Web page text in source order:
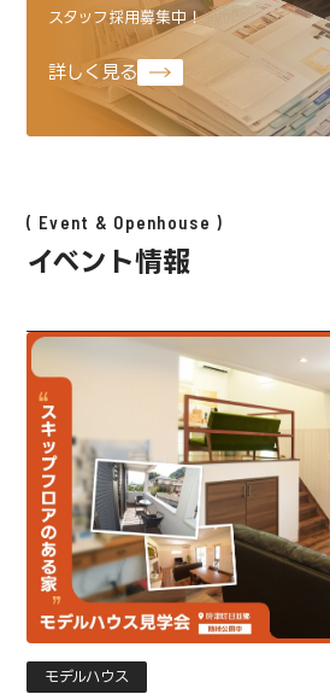
スタッフ採用募集中！
詳しく見る
Event & Openhouse
イベント情報
モデルハウス